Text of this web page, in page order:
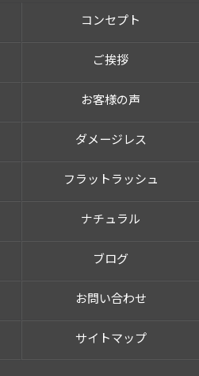
コンセプト
ご挨拶
お客様の声
ダメージレス
フラットラッシュ
ナチュラル
ブログ
お問い合わせ
サイトマップ